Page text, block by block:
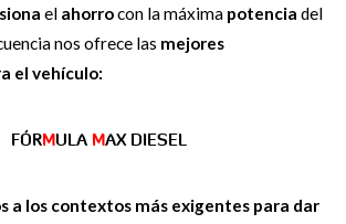
el ahorrocon la máximapotencia del
nos ofrece las mejores
el vehículo:
FÓRMULA MAX DIESEL
a los contextos más exigentes para dar